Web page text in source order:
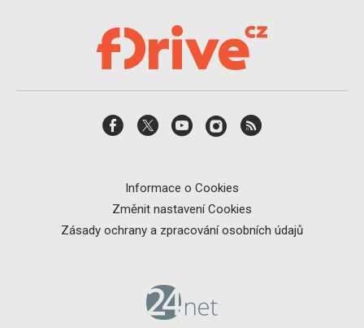
Informace o Cookies
Změnit nastavení Cookies
Zásady ochrany a zpracování osobních údajů